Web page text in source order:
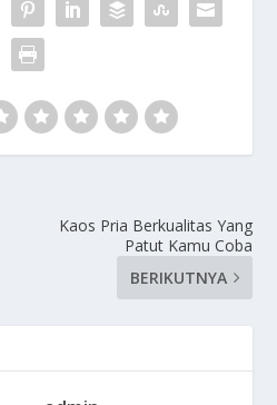
Kaos Pria Berkualitas Yang
Patut Kamu Coba
BERIKUTNYA